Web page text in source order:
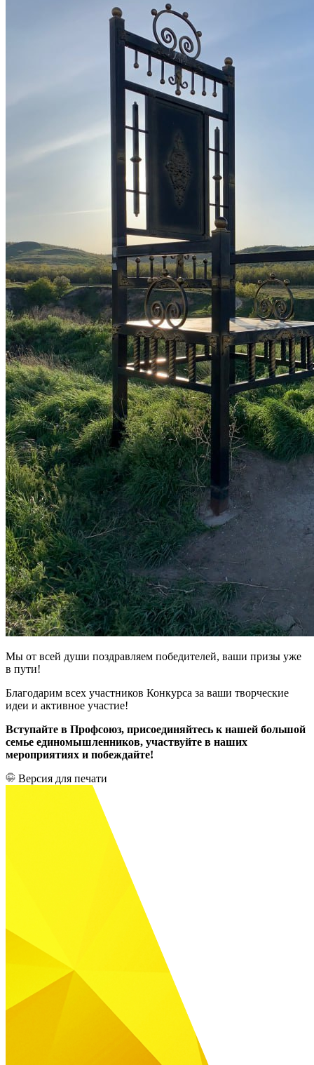
Мы от всей души поздравляем победителей, ваши призы уже
в пути!
Благодарим всех участников Конкурса за ваши творческие
идеи и активное участие!
Вступайте в Профсоюз, присоединяйтесь к нашей большой
семье единомышленников, участвуйте в наших
мероприятиях и побеждайте!
Версия для печати